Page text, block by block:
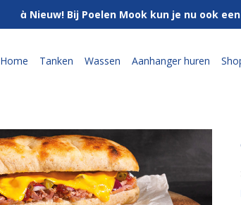
 Nieuw! Bij Poelen Mook kun je nu ook
Home Tanken Wassen Aanhanger huren